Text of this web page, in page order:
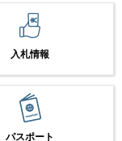
入札情報
パスポート